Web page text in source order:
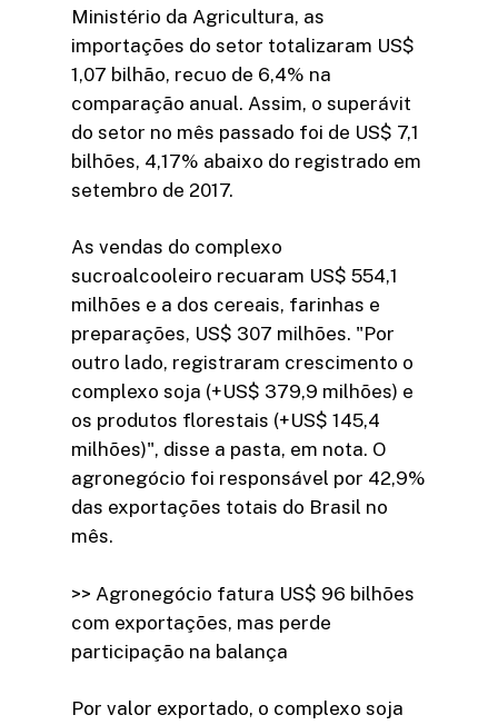
Ministério da Agricultura, as
importações do setor totalizaram US$
1,07 bilhão, recuo de 6,4% na
comparação anual. Assim, o superávit
do setor no mês passado foi de US$ 7,1
bilhões, 4,17% abaixo do registrado em
setembro de 2017.
As vendas do complexo
sucroalcooleiro recuaram US$ 554,1
milhões e a dos cereais, farinhas e
preparações, US$ 307 milhões. "Por
outro lado, registraram crescimento o
complexo soja (+US$ 379,9 milhões) e
os produtos florestais (+US$ 145,4
milhões)", disse a pasta, em nota. O
agronegócio foi responsável por 42,9%
das exportações totais do Brasil no
mês.
>> Agronegócio fatura US$ 96 bilhões
com exportações, mas perde
participação na balança
Por valor exportado, o complexo soja